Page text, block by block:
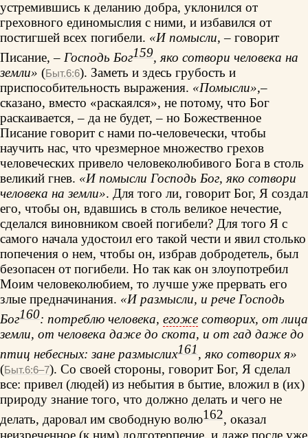
устремившись к деланию добра, уклонился от
греховного единомыслия с ними, и избавился от
постигшей всех погибели. «И помысли, – говорит
Писание, – Господь Бог159, яко сотвори человека на
земли» (Быт.6:6). Заметь и здесь грубость и
приспособительность выражения. «Помысли»,–
сказано, вместо «раскаялся», не потому, что Бог
раскаивается, – да не будет, – но Божественное
Писание говорит с нами по-человечески, чтобы
научить нас, что чрезмерное множество грехов
человеческих привело человеколюбивого Бога в столь
великий гнев. «И помысли Господь Бог, яко сотвори
человека на земли». Для того ли, говорит Бог, Я создал
его, чтобы он, вдавшись в столь великое нечестие,
сделался виновником своей погибели? Для того Я с
самого начала удостоил его такой чести и явил столько
попечения о нем, чтобы он, избрав добродетель, был
безопасен от погибели. Но так как он злоупотребил
Моим человеколюбием, то лучше уже прервать его
злые предначинания. «И размысли, и рече Господь
Бог160: потреблю человека, егоже сотворих, от лица
земли, от человека даже до скота, и от гад даже до
птиц небесных: зане размыслих161, яко сотворих я»
(Быт.6:6–7). Со своей стороны, говорит Бог, Я сделал
все: привел (людей) из небытия в бытие, вложил в (их)
природу знание того, что должно делать и чего не
делать, даровал им свободную волю162, оказал
неизреченное (к ним) долготерпение, и даже после уже